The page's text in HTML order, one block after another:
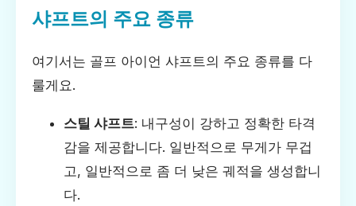
샤프트의 주요 종류
여기서는 골프 아이언 샤프트의 주요 종류를 다
룰게요.
스틸 샤프트: 내구성이 강하고 정확한 타격
감을 제공합니다. 일반적으로 무게가 무겁
고, 일반적으로 좀 더 낮은 궤적을 생성합니
다.